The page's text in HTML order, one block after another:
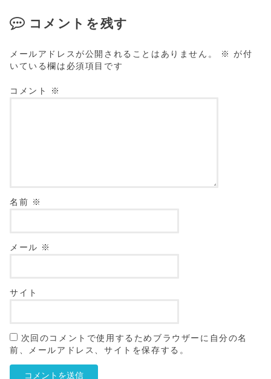
コメントを残す
メールアドレスが公開されることはありません。 ※ が付
いている欄は必須項目です
コメント ※
名前 ※
メール ※
サイト
次回のコメントで使用するためブラウザーに自分の名
前、メールアドレス、サイトを保存する。